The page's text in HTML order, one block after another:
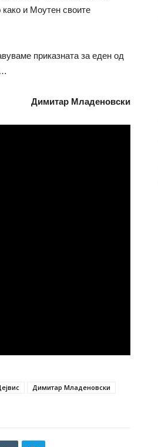
како и Моутен своите
приказната за еден од
Димитар Младеновски
Димитар Младеновски